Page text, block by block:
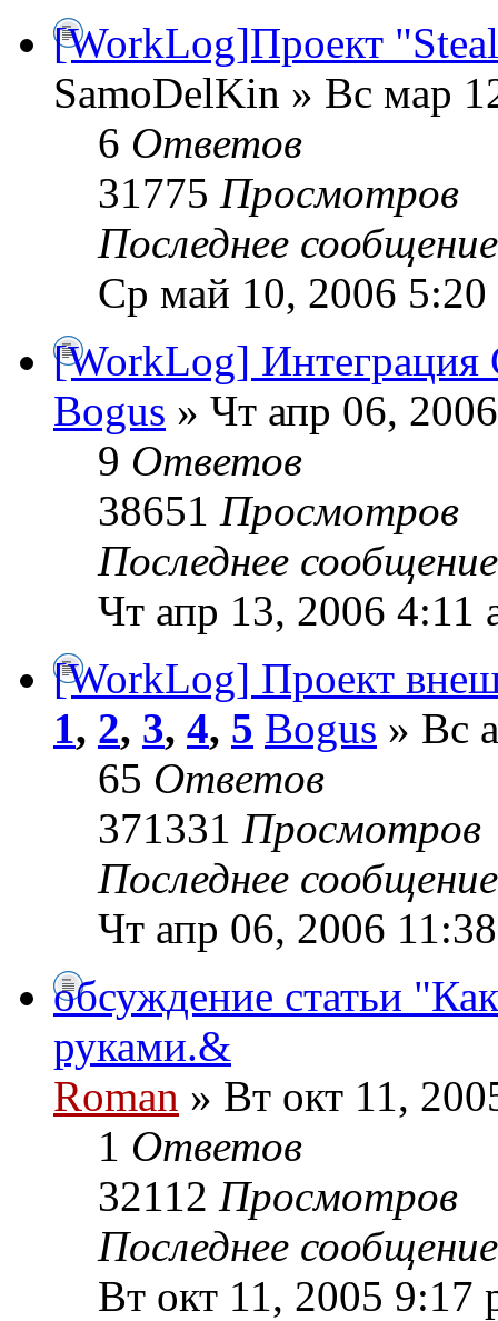
[WorkLog]Проект
SamoDelKin » Вс мар
6 Ответов
31775 Просмотров
Последнее
Ср май 10, 2006 5:20
[WorkLog]
Bogus » Чт апр 06,
9 Ответов
38651 Просмотров
Последнее
Чт апр 13, 2006 4:11
[WorkLog] Проект
1, 2, 3, 4, 5 Bogus » Вс
65 Ответов
371331 Просмотров
Последнее
Чт апр 06, 2006
обсуждение статьи
руками.&
Roman » Вт окт 11,
1 Ответов
32112 Просмотров
Последнее
Вт окт 11, 2005 9:17